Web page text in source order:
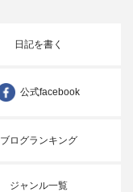
日記を書く
公式facebook
ブログランキング
ジャンル一覧